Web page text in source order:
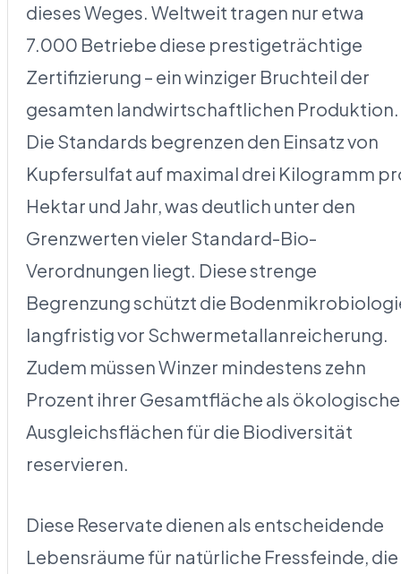
dieses Weges. Weltweit tragen nur etwa
7.000 Betriebe diese prestigeträchtige
Zertifizierung – ein winziger Bruchteil der
gesamten landwirtschaftlichen Produktion.
Die Standards begrenzen den Einsatz von
Kupfersulfat auf maximal drei Kilogramm
Hektar und Jahr, was deutlich unter den
Grenzwerten vieler Standard-Bio-
Verordnungen liegt. Diese strenge
Begrenzung schützt die
langfristig vor Schwermetallanreicherung.
Zudem müssen Winzer mindestens zehn
Prozent ihrer Gesamtfläche als ökologische
Ausgleichsflächen für die Biodiversität
reservieren.
Diese Reservate dienen als entscheidende
Lebensräume für natürliche Fressfeinde, die